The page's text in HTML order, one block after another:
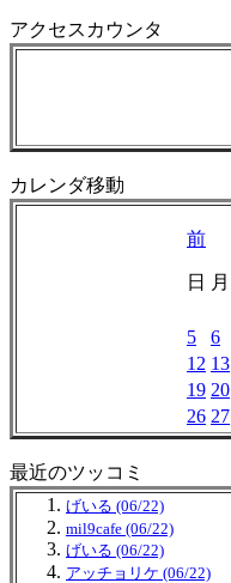
アクセスカウンタ
カレンダ移動
前
日 月
5
6
12 13
19 20
26 27
最近のツッコミ
げいる (06/22)
mil9cafe (06/22)
げいる (06/22)
アッチョリケ (06/22)